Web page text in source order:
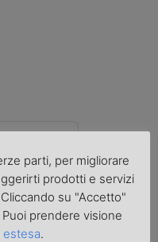
Strada punta
per infortunio
multe per
parti, per migliorare
prodotti e servizi
su "Accetto"
prendere visione
estesa.